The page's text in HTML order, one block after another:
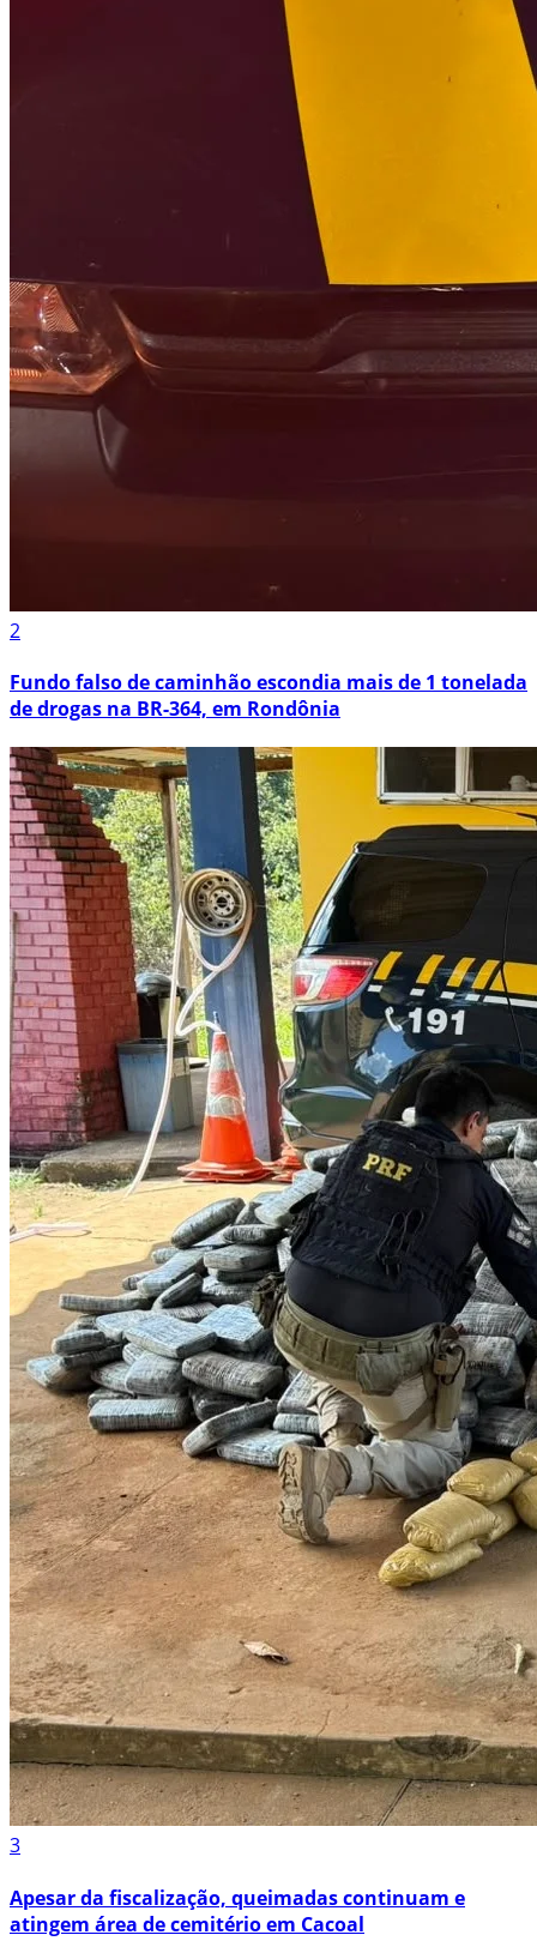
2
Fundo falso de caminhão escondia mais de 1 tonelada
de drogas na BR-364, em Rondônia
3
Apesar da fiscalização, queimadas continuam e
atingem área de cemitério em Cacoal